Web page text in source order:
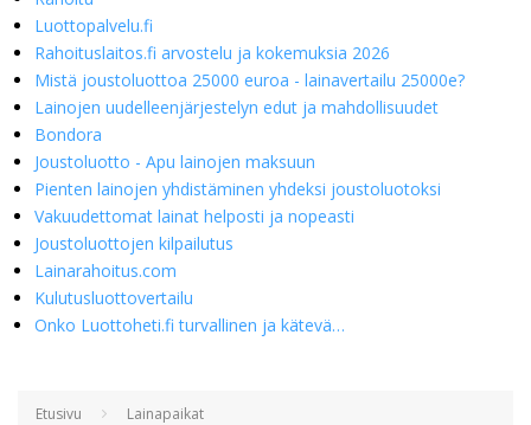
Luottopalvelu.fi
Rahoituslaitos.fi arvostelu ja kokemuksia 2026
Mistä joustoluottoa 25000 euroa - lainavertailu 25000e?
Lainojen uudelleenjärjestelyn edut ja mahdollisuudet
Bondora
Joustoluotto - Apu lainojen maksuun
Pienten lainojen yhdistäminen yhdeksi joustoluotoksi
Vakuudettomat lainat helposti ja nopeasti
Joustoluottojen kilpailutus
Lainarahoitus.com
Kulutusluottovertailu
Onko Luottoheti.fi turvallinen ja kätevä…
Etusivu Lainapaikat